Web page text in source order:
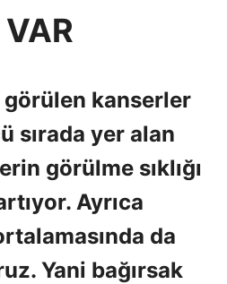
görülen kanserler
sırada yer alan
görülme sıklığı
Ayrıca
da
Yani bağırsak